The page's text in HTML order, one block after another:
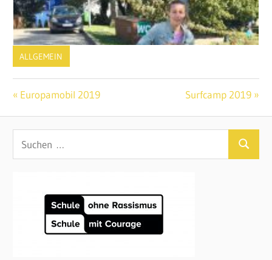
ALLGEMEIN
Beitragsnavigation
Vorheriger
Europamobil 2019
Nächster
Surfcamp 2019
Suchen